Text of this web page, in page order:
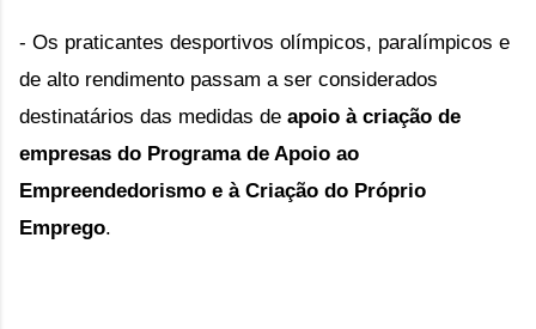
- Os praticantes desportivos olímpicos, paralímpicos e
de alto rendimento passam a ser considerados
destinatários das medidas de apoio à criação de
empresas do Programa de Apoio ao
Empreendedorismo e à Criação do Próprio
Emprego.